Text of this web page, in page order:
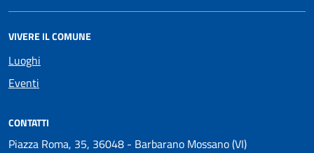
VIVERE IL COMUNE
Luoghi
Eventi
CONTATTI
Piazza Roma, 35, 36048 - Barbarano Mossano (VI)